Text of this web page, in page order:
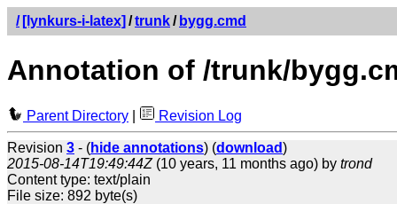
/ [lynkurs-i-latex] /trunk/ bygg.cmd
Annotation of /trunk/
Parent Directory Revision Log
Revision 3 - (hide annotations) (download)
2015-08-14T19:49:44Z(10 years, 11 months ago) by trond
Content type: text/plain
File size: 892 byte(s)